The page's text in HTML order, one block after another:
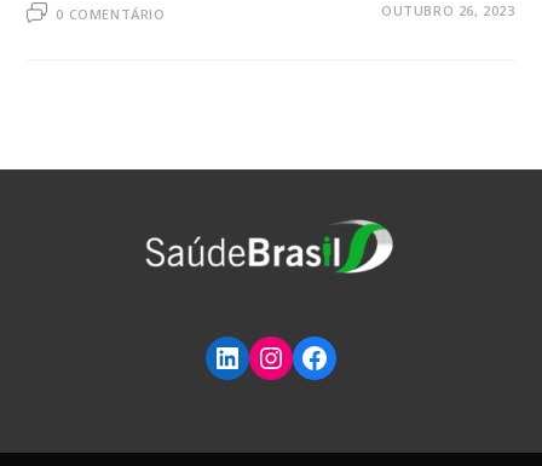
0 COMENTÁRIO OUTUBRO 26, 2023
Redirecionar para o LinkedinInstagramFacebook